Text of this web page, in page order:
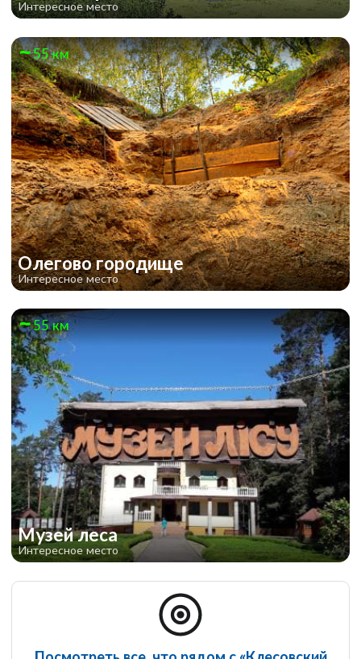
Интересное место
55 км
Олегово городище
Интересное место
55 км
Музей леса
Интересное место